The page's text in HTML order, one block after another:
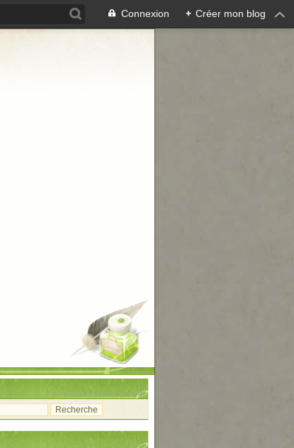
Connexion + Créer mon blog